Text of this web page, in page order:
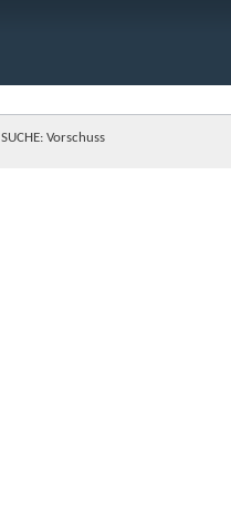
SUCHE: Vorschuss